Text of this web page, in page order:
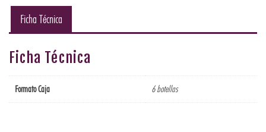
Ficha Técnica
Ficha Técnica
Formato Caja 6 botellas